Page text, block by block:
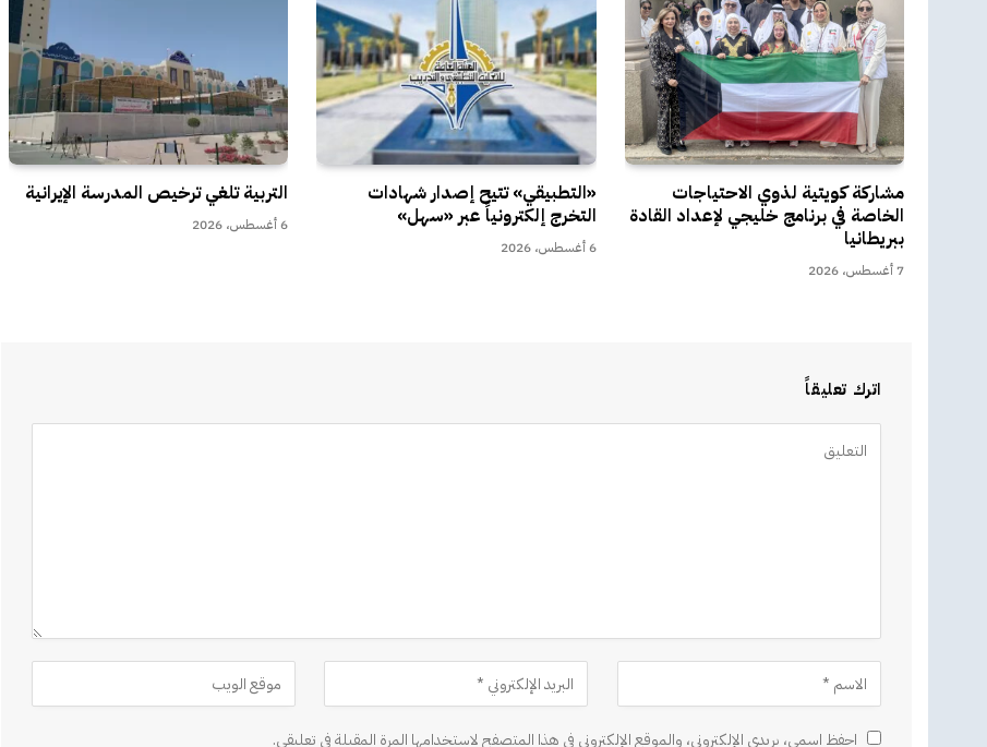
مشاركة كويتية لذوي الاحتياجات
الخاصة في برنامج خليجي لإعداد القادة
ببريطانيا
7 أغسطس، 2026
«التطبيقي» تتيح إصدار شهادات
التخرج إلكترونياً عبر «سهل»
6 أغسطس، 2026
التربية تلغي ترخيص المدرسة الإيرانية
6 أغسطس، 2026
اترك تعليقاً
احفظ اسمي، بريدي الإلكتروني، والموقع الإلكتروني في هذا المتصفح لاستخدامها المرة المقبلة في تعليقي.